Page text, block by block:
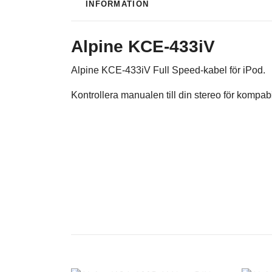
INFORMATION
Alpine KCE-433iV
Alpine KCE-433iV Full Speed-kabel för iPod.
Kontrollera manualen till din stereo för